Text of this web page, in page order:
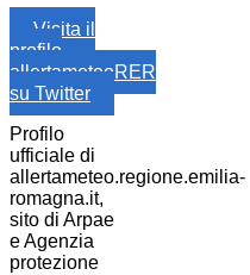
Visita il
profilo
allertameteoRER
su Twitter
Profilo
ufficiale di
allertameteo.regione.emilia-
romagna.it,
sito di Arpae
e Agenzia
protezione